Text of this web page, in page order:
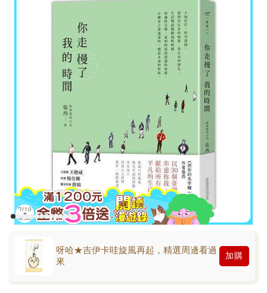
呀哈★吉伊卡哇旋風再起，精選周邊看過
來
加購